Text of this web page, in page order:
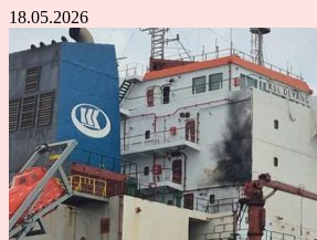
18.05.2026